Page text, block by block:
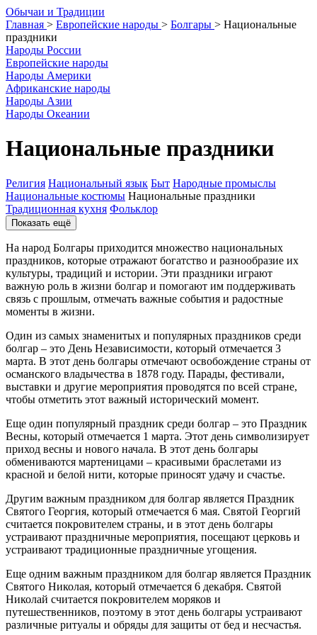
Обычаи и Традиции
Главная > Европейские народы > Болгары > Национальные
праздники
Народы России
Европейские народы
Народы Америки
Африканские народы
Народы Азии
Народы Океании
Национальные праздники
Религия Национальный язык Быт Народные промыслы
Национальные костюмы Национальные праздники
Традиционная кухня Фольклор
Показать ещё
На народ Болгары приходится множество национальных
праздников, которые отражают богатство и разнообразие их
культуры, традиций и истории. Эти праздники играют
важную роль в жизни болгар и помогают им поддерживать
связь с прошлым, отмечать важные события и радостные
моменты в жизни.
Один из самых знаменитых и популярных праздников среди
болгар – это День Независимости, который отмечается 3
марта. В этот день болгары отмечают освобождение страны от
османского владычества в 1878 году. Парады, фестивали,
выставки и другие мероприятия проводятся по всей стране,
чтобы отметить этот важный исторический момент.
Еще один популярный праздник среди болгар – это Праздник
Весны, который отмечается 1 марта. Этот день символизирует
приход весны и нового начала. В этот день болгары
обмениваются мартеницами – красивыми браслетами из
красной и белой нити, которые приносят удачу и счастье.
Другим важным праздником для болгар является Праздник
Святого Георгия, который отмечается 6 мая. Святой Георгий
считается покровителем страны, и в этот день болгары
устраивают праздничные мероприятия, посещают церковь и
устраивают традиционные праздничные угощения.
Еще одним важным праздником для болгар является Праздник
Святого Николая, который отмечается 6 декабря. Святой
Николай считается покровителем моряков и
путешественников, поэтому в этот день болгары устраивают
различные ритуалы и обряды для защиты от бед и несчастья.